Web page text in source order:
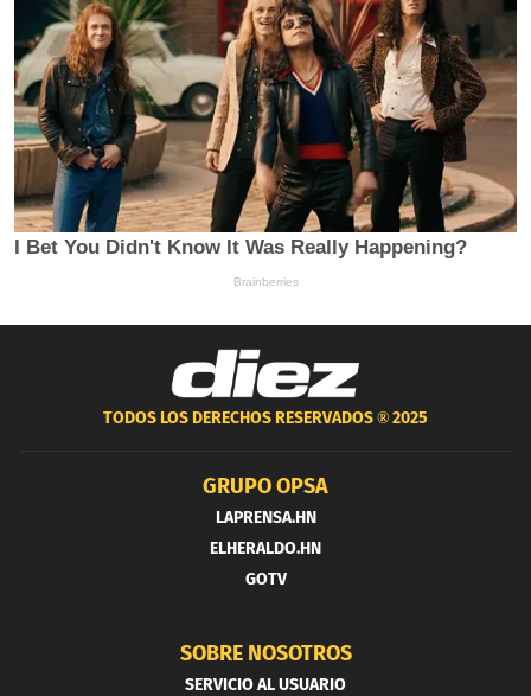
TODOS LOS DERECHOS RESERVADOS ®2025
GRUPO OPSA
LAPRENSA.HN
ELHERALDO.HN
GOTV
SOBRE NOSOTROS
SERVICIO AL USUARIO